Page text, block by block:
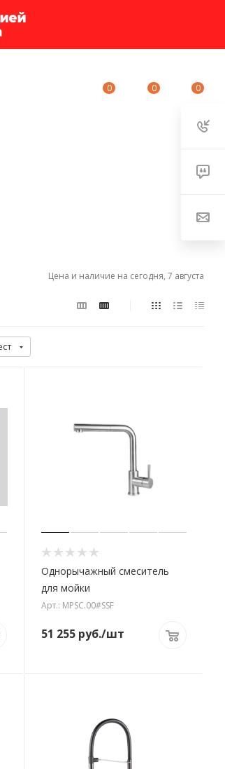
0 0 0
Цена и наличие на сегодня, 7 августа
Однорычажный смеситель
для мойки
Арт.: MPSC.00#SSF
51 255 руб./шт